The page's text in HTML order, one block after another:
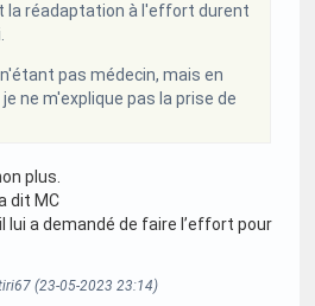
la réadaptation à l'effort durent
pas médecin, mais en
ne m'explique pas la prise de
plus.
dit MC
lui a demandé de faire l’effort pour
(23-05-2023 23:14)